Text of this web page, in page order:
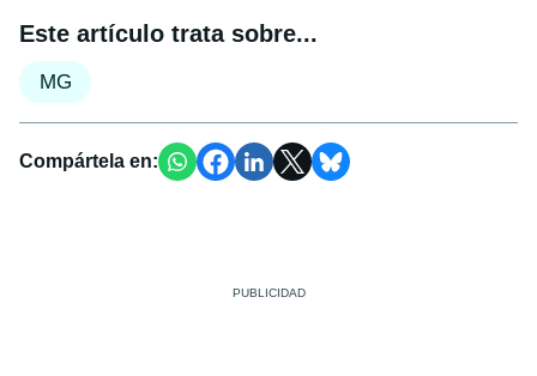
Este artículo trata sobre...
MG
Compártela en: